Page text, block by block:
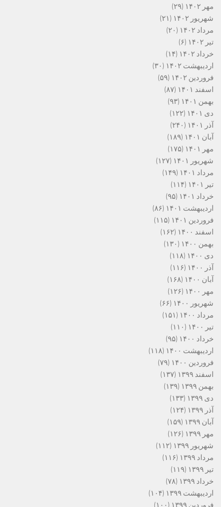
مهر ۱۴۰۲
(۲۹)
شهریور ۱۴۰۲
(۲۱)
مرداد ۱۴۰۲
(۲۰)
تیر ۱۴۰۲
(۶)
خرداد ۱۴۰۲
(۱۴)
اردیبهشت ۱۴۰۲
(۳۰)
فروردین ۱۴۰۲
(۵۹)
اسفند ۱۴۰۱
(۸۷)
بهمن ۱۴۰۱
(۹۳)
دی ۱۴۰۱
(۱۲۲)
آذر ۱۴۰۱
(۲۴۰)
آبان ۱۴۰۱
(۱۸۹)
مهر ۱۴۰۱
(۱۷۵)
شهریور ۱۴۰۱
(۱۲۷)
مرداد ۱۴۰۱
(۱۴۹)
تیر ۱۴۰۱
(۱۱۴)
خرداد ۱۴۰۱
(۹۵)
اردیبهشت ۱۴۰۱
(۸۶)
فروردین ۱۴۰۱
(۱۱۵)
اسفند ۱۴۰۰
(۱۶۲)
بهمن ۱۴۰۰
(۱۳۰)
دی ۱۴۰۰
(۱۱۸)
آذر ۱۴۰۰
(۱۱۶)
آبان ۱۴۰۰
(۱۶۸)
مهر ۱۴۰۰
(۱۲۶)
شهریور ۱۴۰۰
(۶۶)
مرداد ۱۴۰۰
(۱۵۱)
تیر ۱۴۰۰
(۱۱۰)
خرداد ۱۴۰۰
(۹۵)
اردیبهشت ۱۴۰۰
(۱۱۸)
فروردین ۱۴۰۰
(۷۹)
اسفند ۱۳۹۹
(۱۳۷)
بهمن ۱۳۹۹
(۱۳۹)
دی ۱۳۹۹
(۱۳۳)
آذر ۱۳۹۹
(۱۲۴)
آبان ۱۳۹۹
(۱۵۹)
مهر ۱۳۹۹
(۱۲۶)
شهریور ۱۳۹۹
(۱۱۲)
مرداد ۱۳۹۹
(۱۱۶)
تیر ۱۳۹۹
(۱۱۹)
خرداد ۱۳۹۹
(۷۸)
اردیبهشت ۱۳۹۹
(۱۰۴)
فروردین ۱۳۹۹
(۱۰۰)